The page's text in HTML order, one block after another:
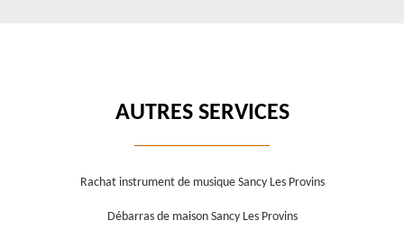
AUTRES SERVICES
Rachat instrument de musique Sancy Les Provins
Débarras de maison Sancy Les Provins